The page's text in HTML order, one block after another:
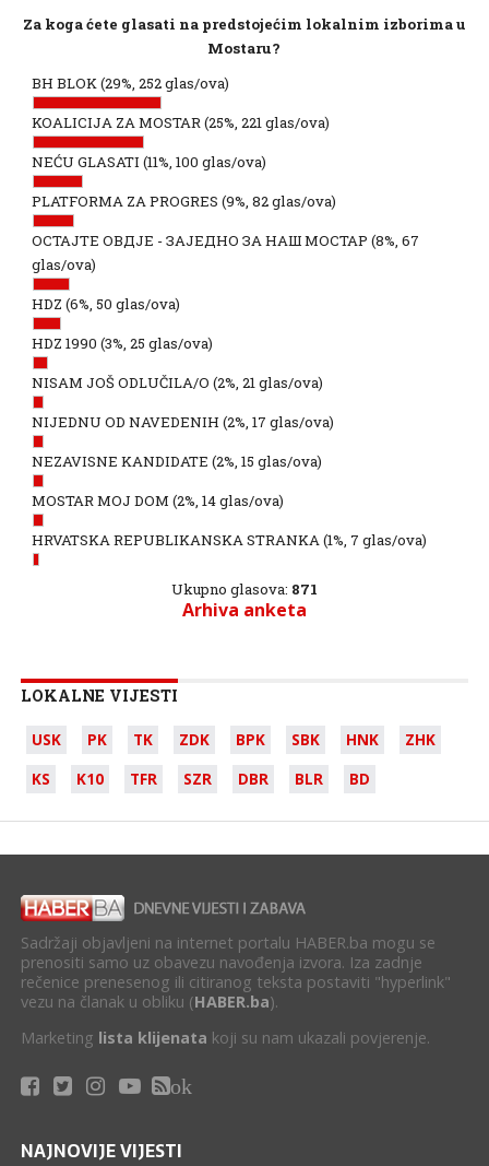
Za koga ćete glasati na predstojećim lokalnim izborima u
Mostaru?
BH BLOK(29%, 252 glas/ova)
KOALICIJA ZA MOSTAR(25%, 221 glas/ova)
NEĆU GLASATI (11%, 100 glas/ova)
PLATFORMA ZA PROGRES (9%, 82 glas/ova)
ОСТАЈТЕ ОВДЈЕ - ЗАЈЕДНО ЗА НАШ МОСТАР (8%, 67
glas/ova)
HDZ (6%, 50 glas/ova)
HDZ 1990 (3%, 25 glas/ova)
NISAM JOŠ ODLUČILA/O (2%, 21 glas/ova)
NIJEDNU OD NAVEDENIH (2%, 17 glas/ova)
NEZAVISNE KANDIDATE (2%, 15 glas/ova)
MOSTAR MOJ DOM (2%, 14 glas/ova)
HRVATSKA REPUBLIKANSKA STRANKA(1%, 7 glas/ova)
Ukupno glasova: 871
Arhiva anketa
LOKALNE VIJESTI
USK PK TK ZDK BPK SBK HNK
ZHK
KS
K10 TFR SZR DBR BLR BD
Sadržaji objavljeni na internet portalu HABER.ba mogu se
prenositi samo uz obavezu navođenja izvora. Iza zadnje
rečenice prenesenog ili citiranog teksta postaviti "hyperlink"
vezu na članak u obliku (HABER.ba).
Marketing lista klijenata koji su nam ukazali povjerenje.
ok
NAJNOVIJE VIJESTI